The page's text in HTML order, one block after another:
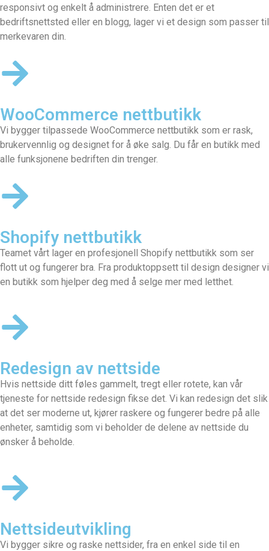
responsivt og enkelt å administrere. Enten det er et
bedriftsnettsted eller en blogg, lager vi et design som passer til
merkevaren din.
WooCommerce nettbutikk
Vi bygger tilpassede WooCommerce nettbutikk som er rask,
brukervennlig og designet for å øke salg. Du får en butikk med
alle funksjonene bedriften din trenger.
Shopify nettbutikk
Teamet vårt lager en profesjonell Shopify nettbutikk som ser
flott ut og fungerer bra. Fra produktoppsett til design designer vi
en butikk som hjelper deg med å selge mer med letthet.
Redesign av nettside
Hvis nettside ditt føles gammelt, tregt eller rotete, kan vår
tjeneste for nettside redesign fikse det. Vi kan redesign det slik
at det ser moderne ut, kjører raskere og fungerer bedre på alle
enheter, samtidig som vi beholder de delene av nettside du
ønsker å beholde.
Nettsideutvikling
Vi bygger sikre og raske nettsider, fra en enkel side til en